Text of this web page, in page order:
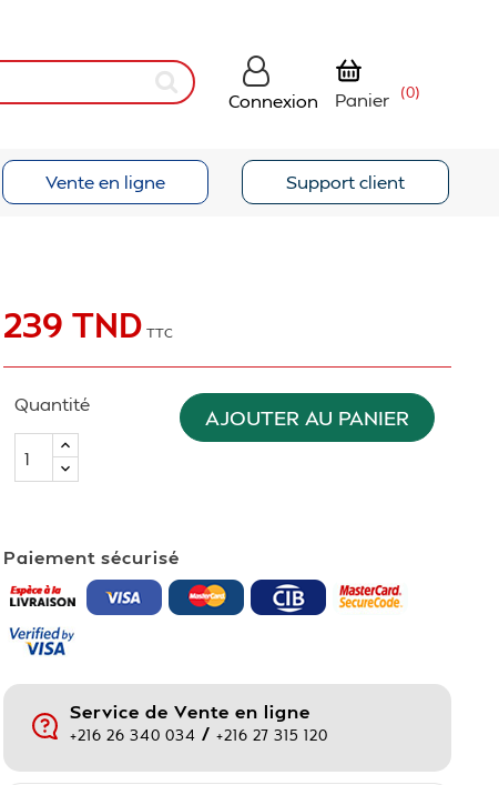
Connexion Panier (0)
Vente en ligne Support client
239 TND TTC
Quantité
AJOUTER AU PANIER
Paiement sécurisé
Service de Vente en ligne
+216 26 340 034 /+216 27 315 120